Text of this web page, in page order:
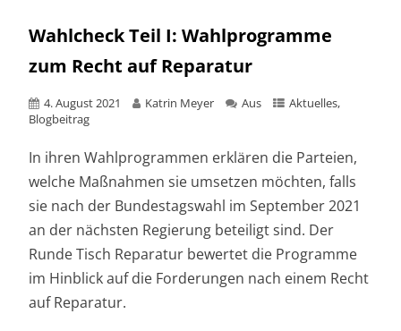
Wahlcheck Teil I: Wahlprogramme
zum Recht auf Reparatur
4. August 2021 Katrin Meyer Aus Aktuelles,
Blogbeitrag
In ihren Wahlprogrammen erklären die Parteien,
welche Maßnahmen sie umsetzen möchten, falls
sie nach der Bundestagswahl im September 2021
an der nächsten Regierung beteiligt sind. Der
Runde Tisch Reparatur bewertet die Programme
im Hinblick auf die Forderungen nach einem Recht
auf Reparatur.